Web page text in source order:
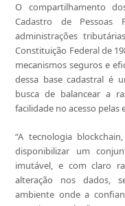
O compartilhamento
Cadastro de Pessoas
administrações
Constituição Federal de
mecanismos seguros e
dessa base cadastral é
busca de balancear a
facilidade no acesso
“A tecnologia
disponibilizar um
imutável, e com claro
alteração nos dados,
ambiente onde a